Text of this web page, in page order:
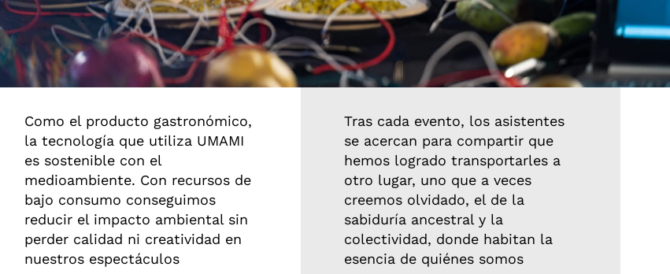
Como el producto gastronómico,
la tecnología que utiliza UMAMI
es sostenible con el
medioambiente. Con recursos de
bajo consumo conseguimos
reducir el impacto ambiental sin
perder calidad ni creatividad en
nuestros espectáculos
Tras cada evento, los asistentes
se acercan para compartir que
hemos logrado transportarles a
otro lugar, uno que a veces
creemos olvidado, el de la
sabiduría ancestral y la
colectividad, donde habitan la
esencia de quiénes somos